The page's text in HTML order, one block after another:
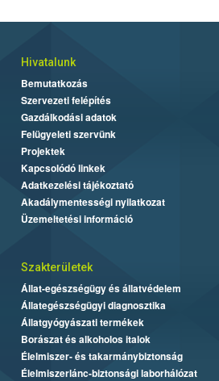
Hivatalunk
Bemutatkozás
Szervezeti felépítés
Gazdálkodási adatok
Felügyeleti szervünk
Projektek
Kapcsolódó linkek
Adatkezelési tájékoztató
Akadálymentességi nyilatkozat
Üzemeltetési információ
Szakterületek
Állat-egészségügy és állatvédelem
Állategészségügyi diagnosztika
Állatgyógyászati termékek
Borászat és alkoholos italok
Élelmiszer- és takarmánybiztonság
Élelmiszerlánc-biztonsági laborhálózat